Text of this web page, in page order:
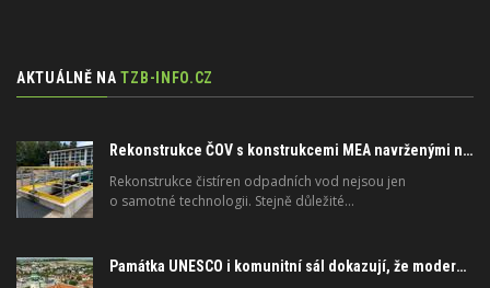
AKTUÁLNĚ NA TZB-INFO.CZ
Rekonstrukce ČOV s konstrukcemi MEA navrženými na dlouhou životnost
Rekonstrukce čistíren odpadních vod nejsou jen
o samotné technologii. Stejně důležité…
Památka UNESCO i komunitní sál dokazují, že moderní materiály nejsou jen pro novostavby